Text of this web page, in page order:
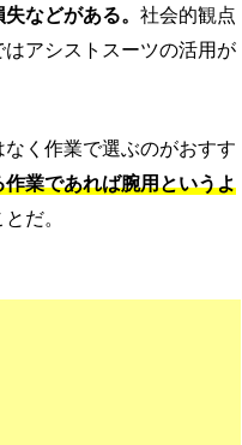
などがある。 社会的観点
アシストスーツの活用が
く作業で選ぶのがおすす
業であれば腕用というよ
だ。